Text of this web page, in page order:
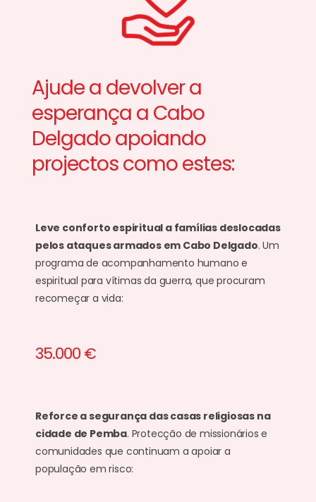
Ajude a devolver a
esperança a Cabo
Delgado apoiando
projectos como estes:
Leve conforto espiritual a famílias deslocadas
pelos ataques armados em Cabo Delgado. Um
programa de acompanhamento humano e
espiritual para vítimas da guerra, que procuram
recomeçar a vida:
35.000 €
Reforce a segurança das casas religiosas na
cidade de Pemba. Protecção de missionários e
comunidades que continuam a apoiar a
população em risco: